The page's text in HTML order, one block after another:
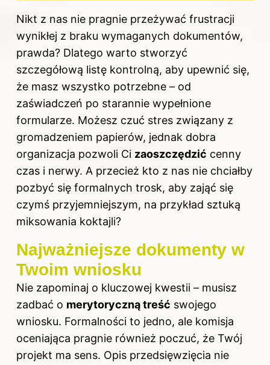
Nikt z nas nie pragnie przeżywać frustracji
wynikłej z braku wymaganych dokumentów,
prawda? Dlatego warto stworzyć
szczegółową listę kontrolną, aby upewnić się,
że masz wszystko potrzebne – od
zaświadczeń po starannie wypełnione
formularze. Możesz czuć stres związany z
gromadzeniem papierów, jednak dobra
organizacja pozwoli Ci zaoszczędzić cenny
czas i nerwy. A przecież kto z nas nie chciałby
pozbyć się formalnych trosk, aby zająć się
czymś przyjemniejszym, na przykład sztuką
miksowania koktajli?
Najważniejsze dokumenty w
Twoim wniosku
Nie zapominaj o kluczowej kwestii – musisz
zadbać o merytoryczną treść swojego
wniosku. Formalności to jedno, ale komisja
oceniająca pragnie również poczuć, że Twój
projekt ma sens. Opis przedsięwzięcia nie